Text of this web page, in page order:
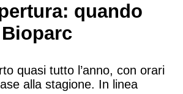
quando
quasi tutto l’anno, con orari
alla stagione. In linea